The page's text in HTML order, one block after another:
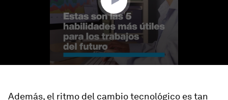
Además, el ritmo del cambio tecnológico es tan